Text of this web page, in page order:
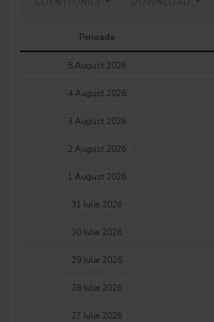
Perioada
5 August 2026
4 August 2026
3 August 2026
2 August 2026
1 August 2026
31 Iulie 2026
30 Iulie 2026
29 Iulie 2026
28 Iulie 2026
27 Iulie 2026